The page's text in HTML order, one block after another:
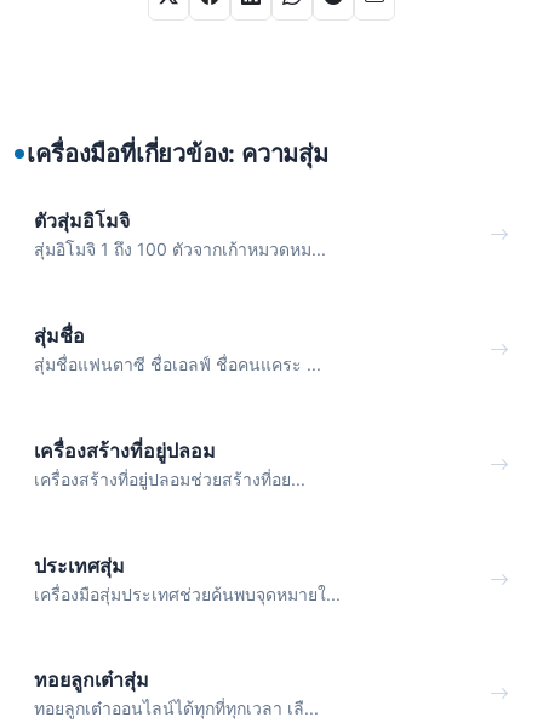
เครื่องมือที่เกี่ยวข้อง: ความสุ่ม
ตัวสุ่มอิโมจิ
สุ่มอิโมจิ 1 ถึง 100 ตัวจากเก้าหมวดหม...
สุ่มชื่อ
สุ่มชื่อแฟนตาซี ชื่อเอลฟ์ ชื่อคนแคระ ...
เครื่องสร้างที่อยู่ปลอม
เครื่องสร้างที่อยู่ปลอมช่วยสร้างที่อย...
ประเทศสุ่ม
เครื่องมือสุ่มประเทศช่วยค้นพบจุดหมายใ...
ทอยลูกเต๋าสุ่ม
ทอยลูกเต๋าออนไลน์ได้ทุกที่ทุกเวลา เลื...